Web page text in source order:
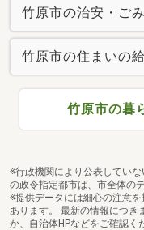
竹原市の治安・ご
竹原市の住まいの
竹原市の暮
※行政機関により公表してい
の政令指定都市は、市全体の
※提供データには細心の注意
あります。 最新の情報につき
か、自治体HPなどをご確認く